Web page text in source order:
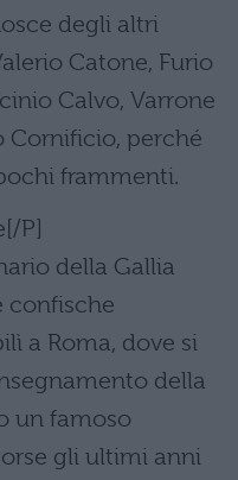
degli altri
Catone, Furio
Calvo, Varrone
Cornificio, perché
frammenti.
P]
della Gallia
confische
a Roma, dove si
della
un famoso
gli ultimi anni